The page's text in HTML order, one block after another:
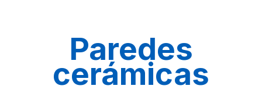
Paredes
cerámicas